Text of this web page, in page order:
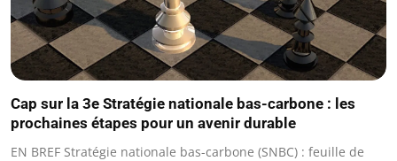
Cap sur la 3e Stratégie nationale bas-carbone : les
prochaines étapes pour un avenir durable
EN BREF Stratégie nationale bas-carbone (SNBC) : feuille de